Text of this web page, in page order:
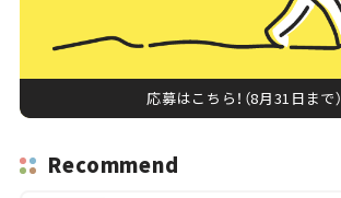
応募はこちら！（8月31日まで）
Recommend